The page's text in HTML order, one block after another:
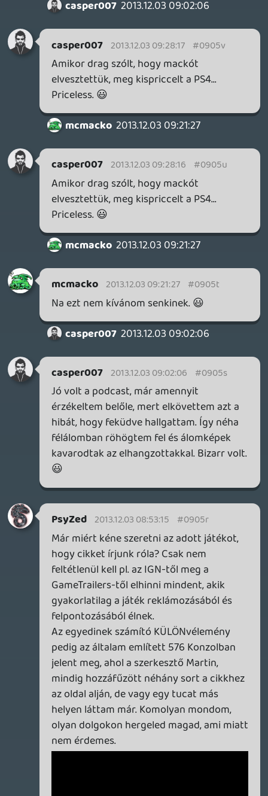
az oldal alján, de vagy egy tucat más
olyan dolgokon hergeled magad, ami miatt
nem érdemes.
2013.12.03 08:40:16 #0905q
dude, you are fucking boring
Lavitz 2013.12.01 10:17:24
Inzagi 2013.12.03 08:25:45 #0905p
Én kölcsön adom az xbox-om ha
jólmegfizetik 10e/nap XD
Oldern
Nem tartom kizártnak 😃
Rossz példa, mert a Cod-ot nem lehet
megunni 😉 Múltkor is mikor totális
véletlen lőttem egy jobbat, akkor a
lobbyba visszaérve 4 különböző nyelven
küldtek el az anyámba habzó szájjal 😛 Ez
az élmény megfizethetetlen, de persze
minden másra ott a mastercard 😃
Lavitz 2013.12.02 18:52:16
rehynn4 2013.12.02 18:58:33 #0905m
Hagyd már abba végre.
Lavitz 2013.12.02 18:52:16
Lavitz 2013.12.02 18:52:16 #0905l
imádom amikor maguk válaszolják meg az
emberek a probléma gyökerét! Tessék ha
te mint belefáradt Cod-os kellett volna
megírnod a játék tesztjét akkor az milyen
lenne? Nem összecsapott felületes, unott?
Mert már a játékra is ráuntál. Arról meg
nem tudsz mit írni, főleg nem olyan
tesztet ami úgy mutatja be a játékot hogy
egy olyan ember is értsen mindent aki
még soha nem játszott vele. A jó tesztíró
ismétlem a jó, az mindig lelkes marad! Ha
nincs már meg a tűz nincs meg a
játékszenvedély, abba kell hagyni az írást